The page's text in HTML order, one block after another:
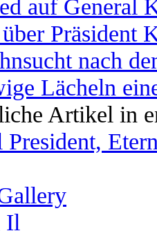
auf General
Präsident
nach
Lächeln
Artikel in
President,
Il